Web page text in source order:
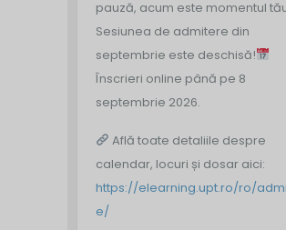
pauză, acum este momentul
Sesiunea de admitere din
septembrie este deschisă!
Înscrieri online până pe 8
septembrie 2026.
Află toate detaliile despre
calendar, locuri și dosar aici:
https://elearning.upt.ro/ro/
e/